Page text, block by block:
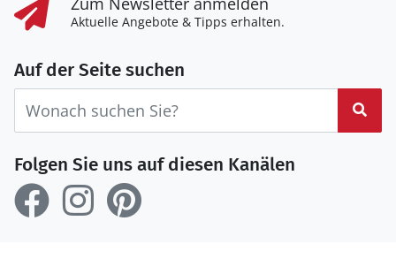
Aktuelle Angebote & Tipps erhalten.
Auf der Seite suchen
Folgen Sie uns auf diesen Kanälen